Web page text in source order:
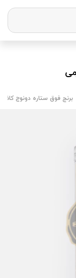
خشکبار
برنج فوق ستاره دونوج کاظمی